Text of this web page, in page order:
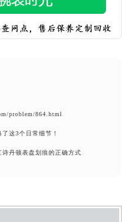
problem/864.html
这3个日常细节！
丹顿表盘划痕的正确方式